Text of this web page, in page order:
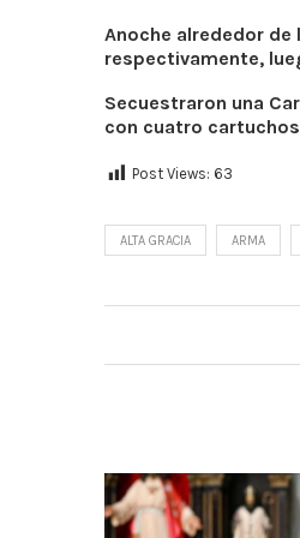
Anoche alrededor de
respectivamente,
Secuestraron una
con cuatro
Post Views: 63
ALTA GRACIA ARMA